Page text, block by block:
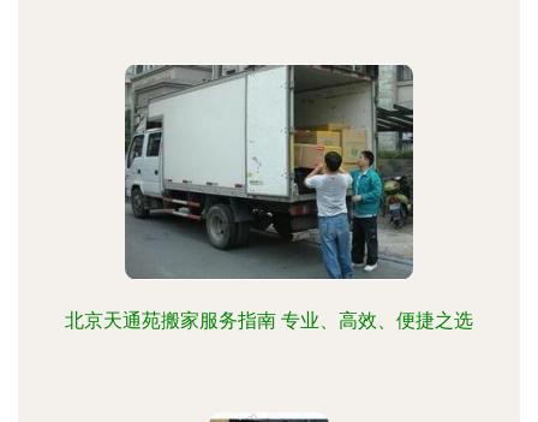
北京天通苑搬家服务指南 专业、高效、便捷之选